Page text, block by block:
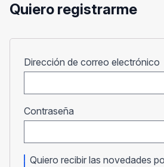
Quiero registrarme
Dirección de correo electrónico
Contraseña
Quiero recibir las novedades